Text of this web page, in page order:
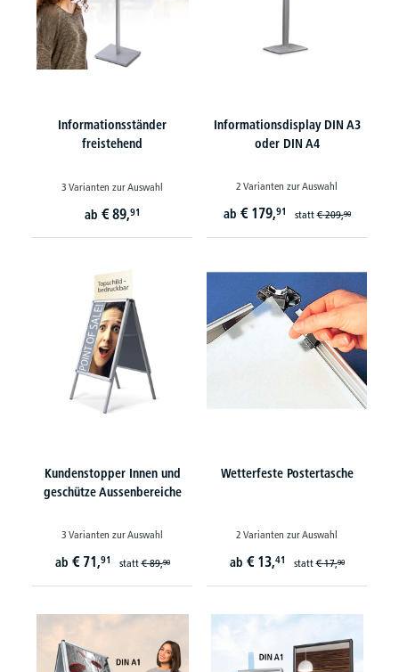
Informationsständer
freistehend
3 Varianten zur Auswahl
ab € 89,91
Informationsdisplay DIN A3
oder DIN A4
2 Varianten zur Auswahl
ab € 179,91 statt€ 209,90
Kundenstopper Innen und
geschütze Aussenbereiche
3 Varianten zur Auswahl
ab € 71,91 statt€ 89,90
Wetterfeste Postertasche
2 Varianten zur Auswahl
ab € 13,41 statt€ 17,90